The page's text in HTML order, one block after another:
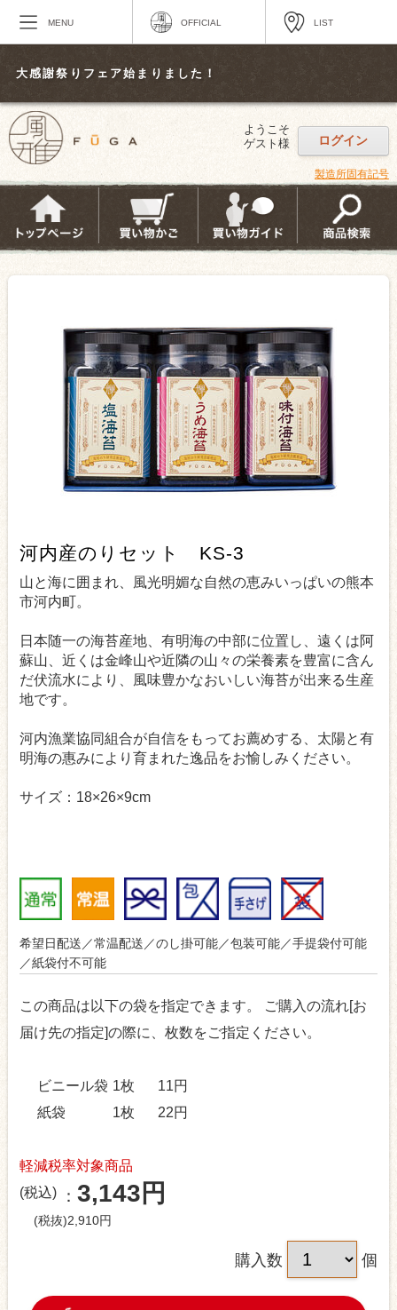
MENU OFFICIAL LIST
大感謝祭りフェア始まりました！
ようこそ
ゲスト様
ログイン
製造所固有記号
河内産のりセット KS-3
山と海に囲まれ、風光明媚な自然の恵みいっぱいの熊本
市河内町。
日本随一の海苔産地、有明海の中部に位置し、遠くは阿
蘇山、近くは金峰山や近隣の山々の栄養素を豊富に含ん
だ伏流水により、風味豊かなおいしい海苔が出来る生産
地です。
河内漁業協同組合が自信をもってお薦めする、太陽と有
明海の惠みにより育まれた逸品をお愉しみください。
サイズ：18×26×9cm
希望日配送／常温配送／のし掛可能／包装可能／手提袋付可能
／紙袋付不可能
この商品は以下の袋を指定できます。
ご購入の流れ[お
届け先の指定]の際に、枚数をご指定ください。
ビニール袋 1枚
11円
紙袋
1枚 22円
軽減税率対象商品
(税込)
3,143円
(税抜)2,910円
購入数 個